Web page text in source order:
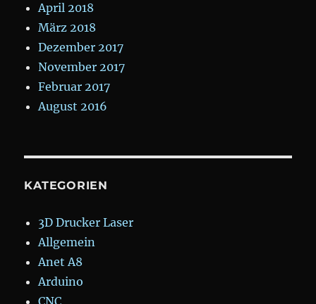
April 2018
März 2018
Dezember 2017
November 2017
Februar 2017
August 2016
KATEGORIEN
3D Drucker Laser
Allgemein
Anet A8
Arduino